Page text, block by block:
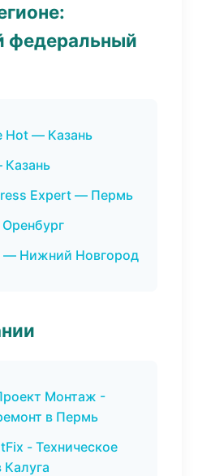
федеральный
Hot — Казань
Expert — Пермь
— Нижний Новгород
Монтаж -
в Пермь
- Техническое